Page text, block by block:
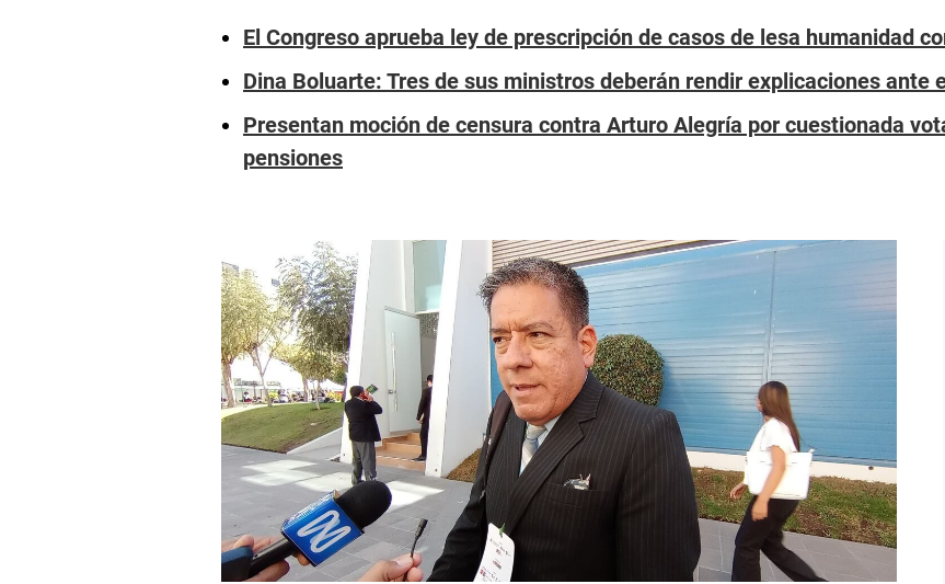
El Congreso aprueba ley de prescripción de casos de lesa humanidad
Dina Boluarte: Tres de sus ministros deberán rendir explicaciones ante
Presentan moción de censura contra Arturo Alegría por cuestionada
pensiones